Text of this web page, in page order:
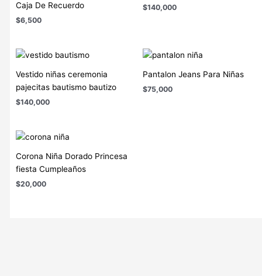
Caja De Recuerdo
$6,500
$140,000
Vestido niñas ceremonia
pajecitas bautismo bautizo
$140,000
Pantalon Jeans Para Niñas
$75,000
Corona Niña Dorado Princesa
fiesta Cumpleaños
$20,000